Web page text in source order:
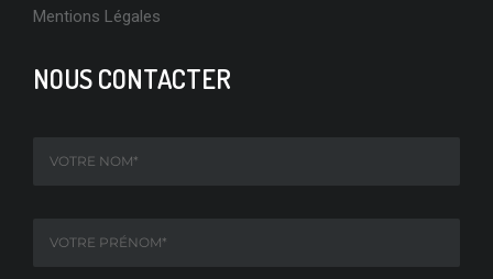
Mentions Légales
NOUS CONTACTER